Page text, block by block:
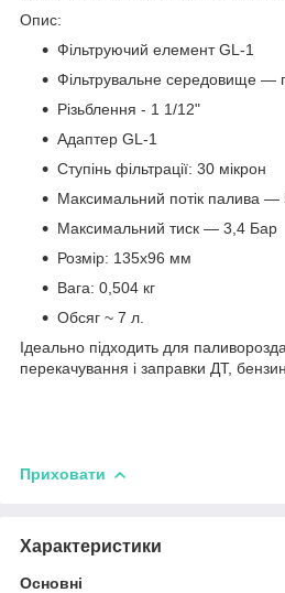
Опис:
Фільтруючий елемент GL-1
Фільтрувальне середовище —
Різьблення - 1 1/12"
Адаптер GL-1
Ступінь фільтрації: 30 мікрон
Максимальний потік палива —
Максимальний тиск — 3,4 Бар
Розмір: 135х96 мм
Вага: 0,504 кг
Обсяг ~ 7 л.
Ідеально підходить для
перекачування і заправки ДТ, бензин.
Приховати
Характеристики
Основні